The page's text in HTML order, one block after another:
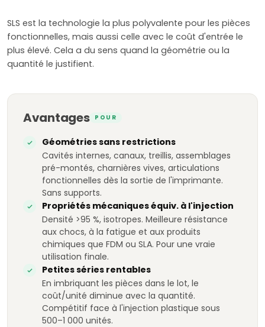
SLS est la technologie la plus polyvalente pour les pièces
fonctionnelles, mais aussi celle avec le coût d'entrée le
plus élevé. Cela a du sens quand la géométrie ou la
quantité le justifient.
Avantages POUR
Géométries sans restrictions
Cavités internes, canaux, treillis, assemblages
pré-montés, charnières vives, articulations
fonctionnelles dès la sortie de l'imprimante.
Sans supports.
Propriétés mécaniques équiv. à l'injection
Densité >95 %, isotropes. Meilleure résistance
aux chocs, à la fatigue et aux produits
chimiques que FDM ou SLA. Pour une vraie
utilisation finale.
Petites séries rentables
En imbriquant les pièces dans le lot, le
coût/unité diminue avec la quantité.
Compétitif face à l'injection plastique sous
500–1 000 unités.